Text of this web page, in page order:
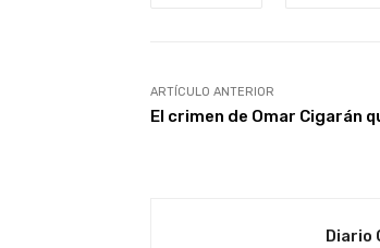
ARTÍCULO ANTERIOR
El crimen de Omar Cigarán
Diario